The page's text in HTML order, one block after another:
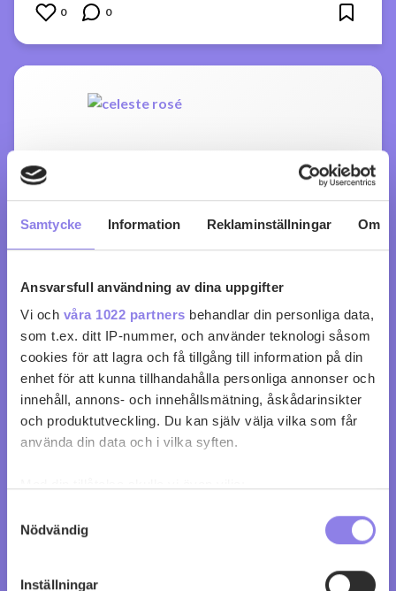
Samtycke Information Reklaminställningar Om
Ansvarsfull användning av dina uppgifter
Vi och våra 1022 partners behandlar din personliga data,
som t.ex. ditt IP-nummer, och använder teknologi såsom
cookies för att lagra och få tillgång till information på din
enhet för att kunna tillhandahålla personliga annonser och
innehåll, annons- och innehållsmätning, åskådarinsikter
och produktutveckling. Du kan själv välja vilka som får
använda din data och i vilka syften.
som kan ha en noggrannhet på upp till flera meter
Nödvändig
Inställningar
0 0
Cuvée Celeste Le Vin Rosé
köp 199 kr